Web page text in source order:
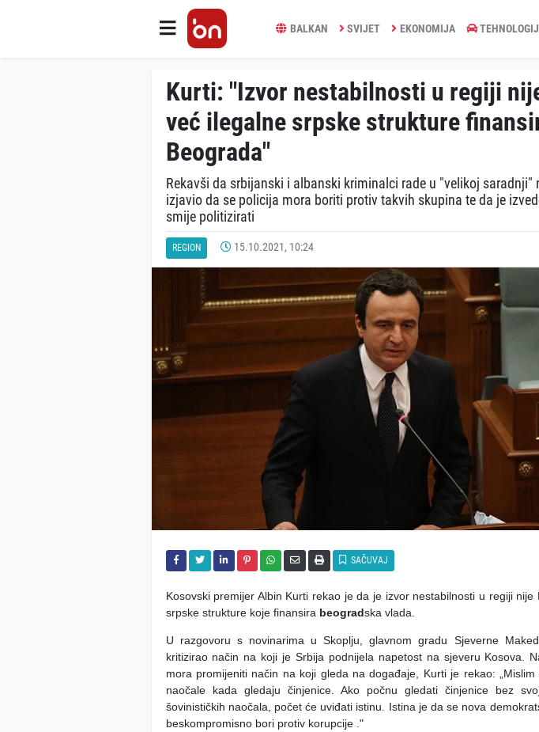
BALKAN SVIJET EKONOMIJA
Kurti: "Izvor nestabilnosti u regiji
već ilegalne srpske strukture
Beograda"
Rekavši da srbijanski i albanski kriminalci rade u "velikoj saradnji"
izjavio da se policija mora boriti protiv takvih skupina te da je
smije politizirati
REGION 15.10.2021, 10:24
SAČUVAJ
Kosovski premijer Albin Kurti rekao je da je izvor nestabilnosti u regiji nije
srpske strukture koje finansira beogradska vlada.
U razgovoru s novinarima u Skoplju, glavnom gradu Sjeverne
kritizirao način na koji je Srbija podnijela napetost na sjeveru Kosova.
mora promijeniti način na koji gleda na događaje, Kurti je rekao:
naočale kada gledaju činjenice. Ako počnu gledati činjenice bez
šovinističkih naočala, počet će uviđati istinu. Istina je da se nova
beskompromisno bori protiv korupcije ."